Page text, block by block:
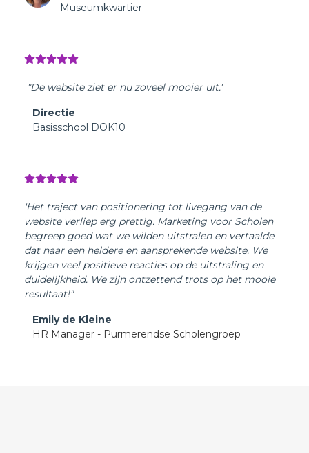
Museumkwartier
"De website ziet er nu zoveel mooier uit.'
Directie
Basisschool DOK10
'Het traject van positionering tot livegang van de
website verliep erg prettig. Marketing voor Scholen
begreep goed wat we wilden uitstralen en vertaalde
dat naar een heldere en aansprekende website. We
krijgen veel positieve reacties op de uitstraling en
duidelijkheid. We zijn ontzettend trots op het mooie
resultaat!"
Emily de Kleine
HR Manager - Purmerendse Scholengroep